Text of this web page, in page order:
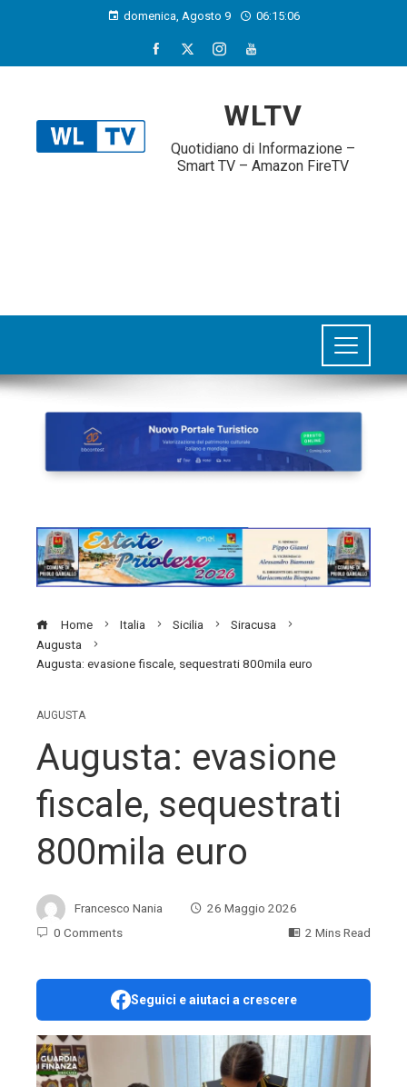
domenica, Agosto 9 06:15:07
WLTV
Quotidiano di Informazione –
Smart TV – Amazon FireTV
Home Italia Sicilia
Siracusa
Augusta
Augusta: evasione fiscale, sequestrati 800mila euro
AUGUSTA
Augusta: evasione
fiscale, sequestrati
800mila euro
Francesco Nania
26 Maggio 2026
0 Comments
2 Mins Read
Seguici e aiutaci a crescere